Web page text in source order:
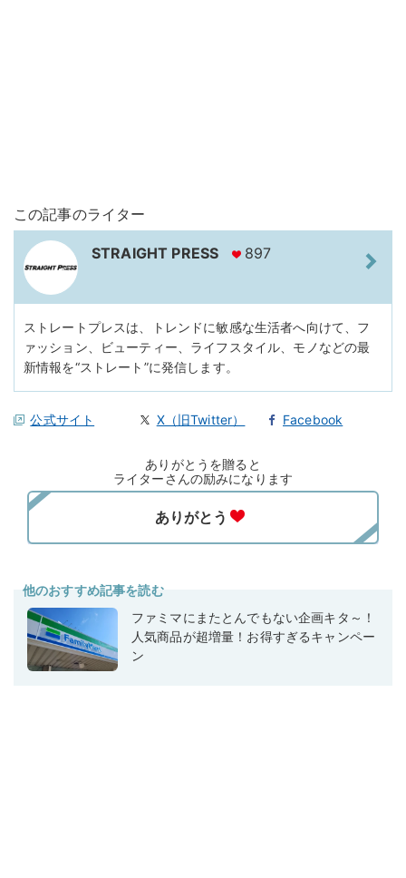
この記事のライター
STRAIGHT PRESS 897
ストレートプレスは、トレンドに敏感な生活者へ向けて、フ
ァッション、ビューティー、ライフスタイル、モノなどの最
新情報を“ストレート”に発信します。
公式サイト X（旧Twitter） Facebook
ありがとうを贈ると
ライターさんの励みになります
他のおすすめ記事を読む
ファミマにまたとんでもない企画キタ～！
人気商品が超増量！お得すぎるキャンペー
ン